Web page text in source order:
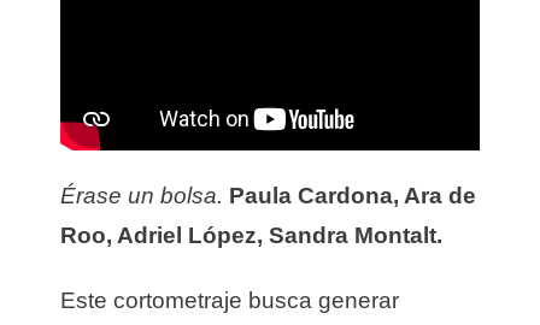
Érase un bolsa. Paula Cardona, Ara de
Roo, Adriel López, Sandra Montalt.
Este cortometraje busca generar